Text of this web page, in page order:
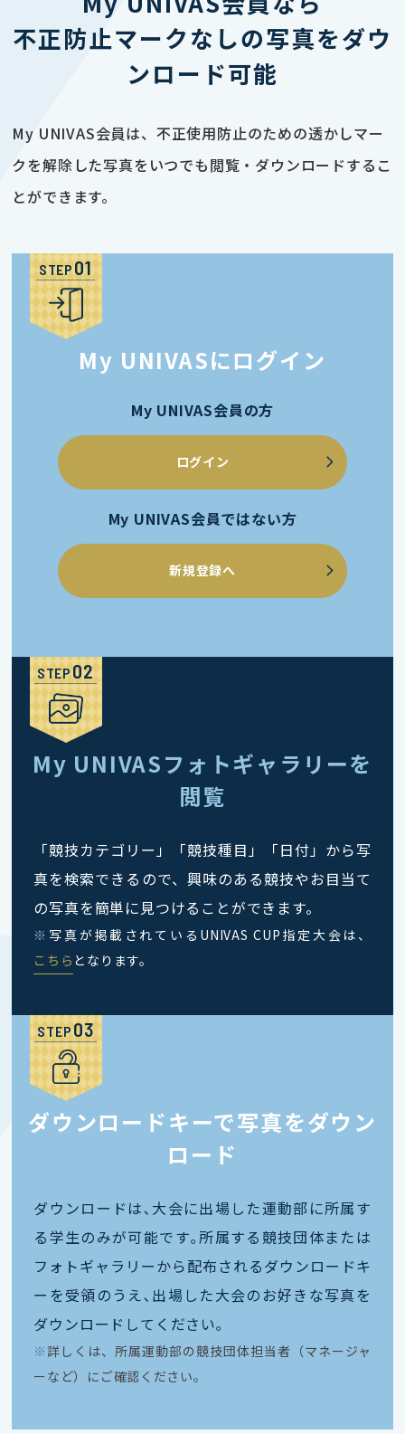
不正防止マークなしの写真をダウ
ンロード可能
My UNIVAS会員は、不正使用防止のための透かしマー
クを解除した写真をいつでも閲覧・ダウンロードするこ
とができます。
STEP
My UNIVASにログイン
My UNIVAS会員の方
ログイン
My UNIVAS会員ではない方
新規登録へ
STEP
My UNIVASフォトギャラリーを
閲覧
「競技カテゴリー」「競技種目」「日付」から写
真を検索できるので、興味のある競技やお目当て
の写真を簡単に見つけることができます。
※ 写真が掲載されているUNIVAS CUP指定大会は、
こちら となります。
STEP
ダウンロードキーで写真をダウン
ロード
ダウンロードは､大会に出場した運動部に所属す
る学生のみが可能です｡所属する競技団体または
フォトギャラリーから配布されるダウンロードキ
ーを受領のうえ､出場した大会のお好きな写真を
ダウンロードしてください｡
※ 詳しくは、所属運動部の競技団体担当者（マネージャ
ーなど）にご確認ください。